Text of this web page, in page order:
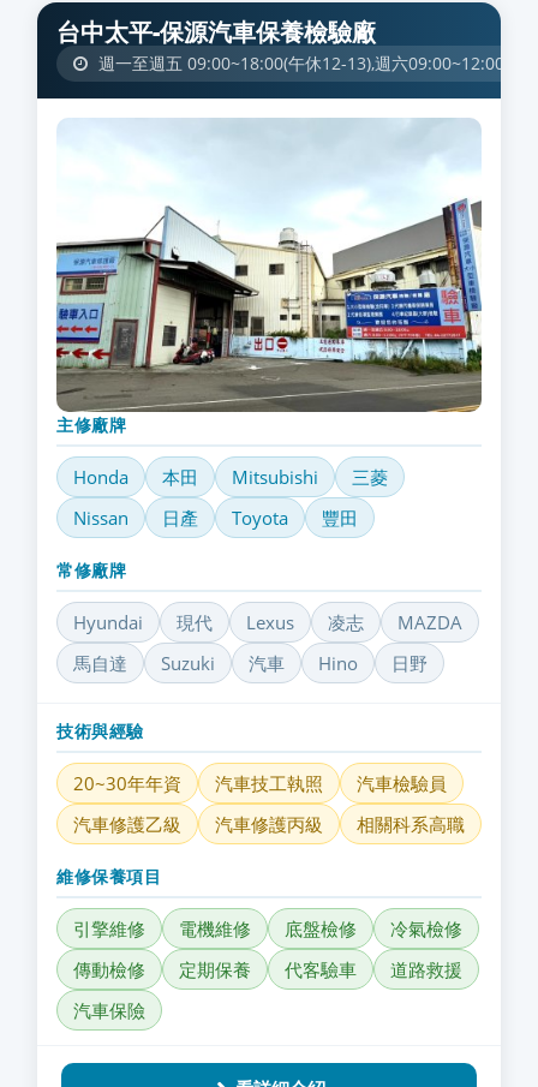
台中太平-保源汽車保養檢驗廠
週一至週五 09:00~18:00(午休12-13),週六09:00~12:00(驗
主修廠牌
Honda 本田 Mitsubishi
三菱
Nissan
日產 Toyota 豐田
常修廠牌
Hyundai 現代 Lexus 凌志
MAZDA
馬自達
Suzuki 汽車 Hino 日野
技術與經驗
20~30年年資 汽車技工執照
汽車檢驗員
汽車修護乙級
汽車修護丙級 相關科系高職
維修保養項目
引擎維修 電機維修 底盤檢修
冷氣檢修
傳動檢修
定期保養 代客驗車
道路救援
汽車保險